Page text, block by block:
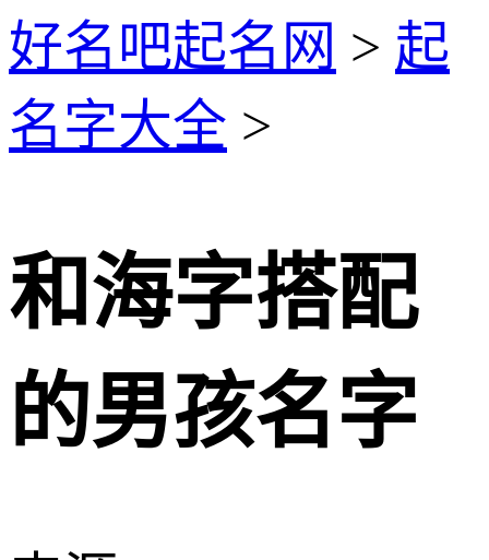
好名吧起名网 > 起
名字大全 >
和海字搭配
的男孩名字